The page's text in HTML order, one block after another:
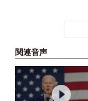
関連音声